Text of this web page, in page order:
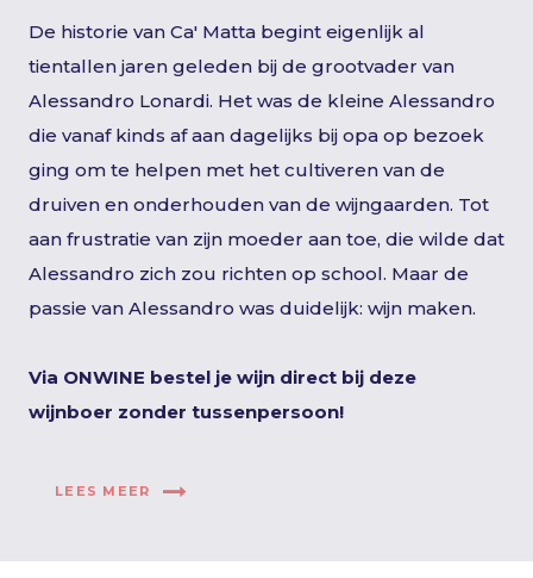
De historie van Ca' Matta begint eigenlijk al
tientallen jaren geleden bij de grootvader van
Alessandro Lonardi. Het was de kleine Alessandro
die vanaf kinds af aan dagelijks bij opa op bezoek
ging om te helpen met het cultiveren van de
druiven en onderhouden van de wijngaarden. Tot
aan frustratie van zijn moeder aan toe, die wilde dat
Alessandro zich zou richten op school. Maar de
passie van Alessandro was duidelijk: wijn maken.
Via ONWINE bestel je wijn direct bij deze
wijnboer zonder tussenpersoon!
LEES MEER